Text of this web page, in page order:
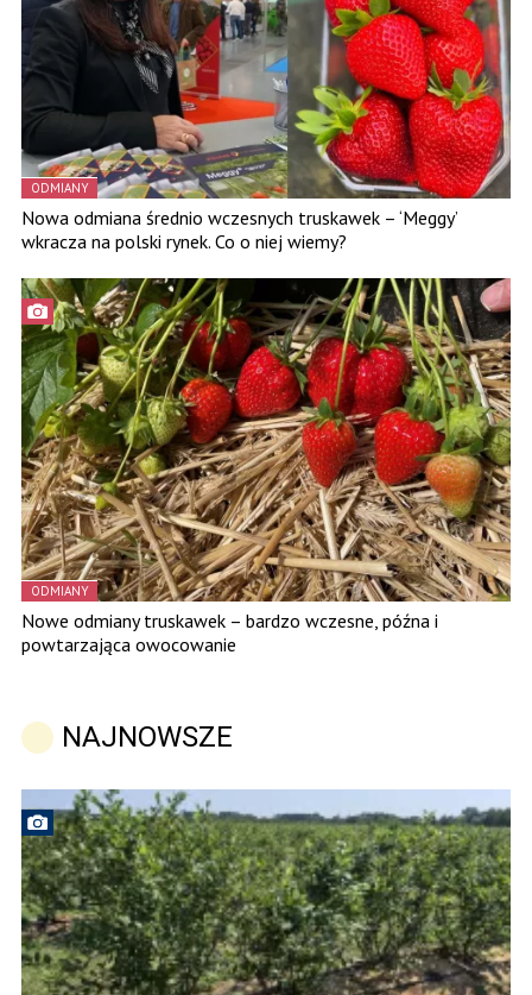
ODMIANY
Nowa odmiana średnio wczesnych truskawek – ‘Meggy’
wkracza na polski rynek. Co o niej wiemy?
ODMIANY
Nowe odmiany truskawek – bardzo wczesne, późna i
powtarzająca owocowanie
NAJNOWSZE